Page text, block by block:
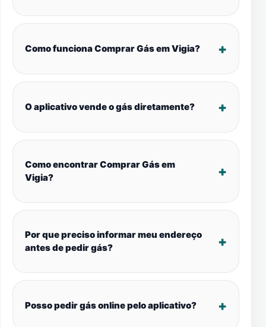
Como funciona Comprar Gás em Vigia?
O aplicativo vende o gás diretamente?
Como encontrar Comprar Gás em
Vigia?
Por que preciso informar meu endereço
antes de pedir gás?
Posso pedir gás online pelo aplicativo?